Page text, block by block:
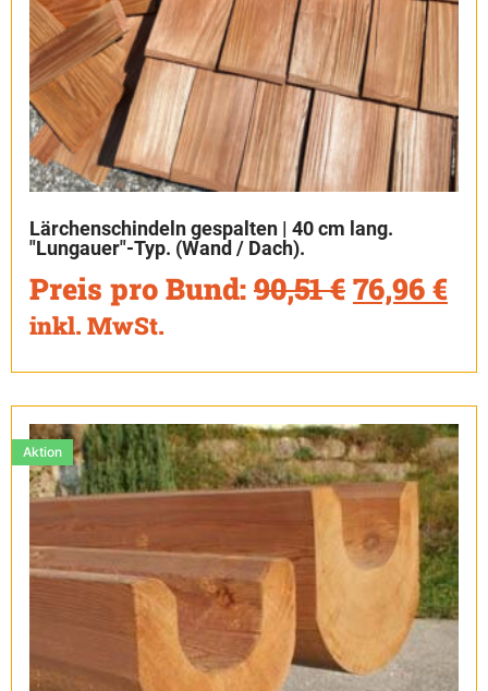
Lärchenschindeln gespalten | 40 cm lang.
"Lungauer"-Typ. (Wand / Dach).
Preis pro Bund: 90,51€ 76,96 €
inkl. MwSt.
Aktion